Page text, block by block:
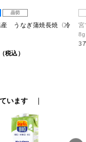
品切
産 うなぎ蒲焼長焼〈冷
税込）
8g
います